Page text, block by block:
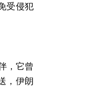
受侵犯
，它曾
，伊朗